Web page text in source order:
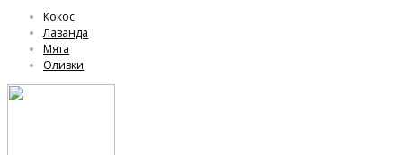
Кокос
Лаванда
Мята
Оливки